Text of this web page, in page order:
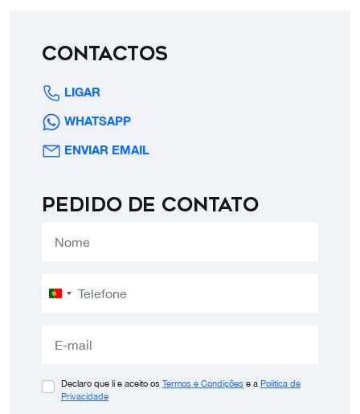
Contactos
LIGAR
WHATSAPP
ENVIAR EMAIL
Pedido de contato
Portugal
Declaro que li e aceito os Termos e Condições e a Política de
Privacidade